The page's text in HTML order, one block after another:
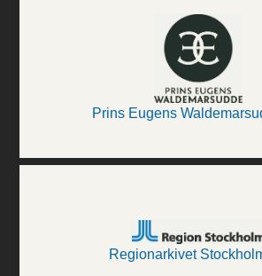
Prins Eugens
Regionarkivet